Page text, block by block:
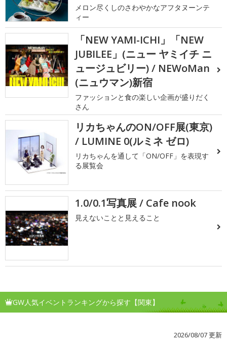
メロン尽くしのさわやかなアフタヌーンテ
ィー
「NEW YAMI-ICHI」「NEW
JUBILEE」(ニュー ヤミイチ ニ
ュージュビリー) / NEWoMan
(ニュウマン)新宿
ファッションと食の楽しい企画が盛りだく
さん
リカちゃんのON/OFF展(東京)
/ LUMINE 0(ルミネ ゼロ)
リカちゃんを通して「ON/OFF」を表現す
る展覧会
1.0/0.1写真展 / Cafe nook
見えないことと見えること
GW人気イベントランキングから探す【関東】
2026/08/07 更新